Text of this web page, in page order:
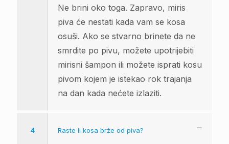
Ne brini oko toga. Zapravo, miris
piva će nestati kada vam se kosa
osuši. Ako se stvarno brinete da ne
smrdite po pivu, možete upotrijebiti
mirisni šampon ili možete isprati kosu
pivom kojem je istekao rok trajanja
na dan kada nećete izlaziti.
4 Raste li kosa brže od piva?